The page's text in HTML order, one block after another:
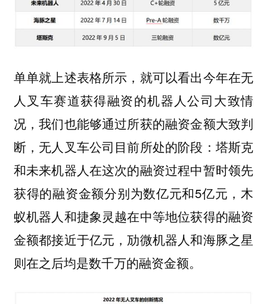
单单就上述表格所示，就可以看出今年在无
人叉车赛道获得融资的机器人公司大致情
况，我们也能够通过所获的融资金额大致判
断，无人叉车公司目前所处的阶段：塔斯克
和未来机器人在这次的融资过程中暂时领先
获得的融资金额分别为数亿元和5亿元，木
蚁机器人和捷象灵越在中等地位获得的融资
金额都接近于亿元，劢微机器人和海豚之星
则在之后均是数千万的融资金额。